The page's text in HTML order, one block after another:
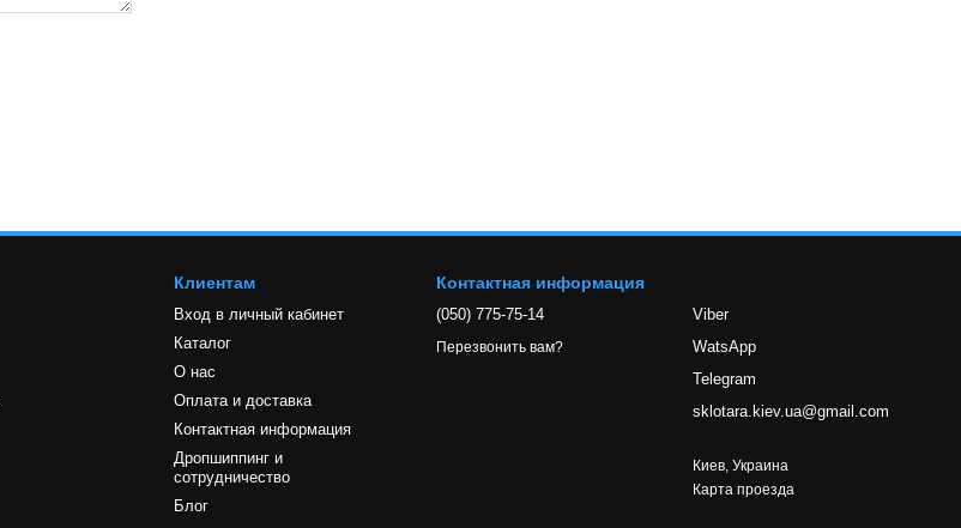
Клиентам
Вход в личный кабинет
Каталог
О нас
Оплата и доставка
Контактная информация
Дропшиппинг и
сотрудничество
Блог
Контактная информация
(050) 775-75-14
Перезвонить вам?
Viber
WatsApp
Telegram
sklotara.kiev.ua@gmail.com
Киев, Украина
Карта проезда